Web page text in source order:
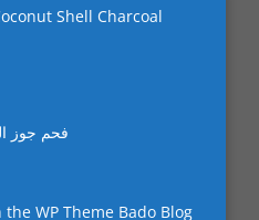
Shell Charcoal
فحم جوز
the WP Theme Bado Blog